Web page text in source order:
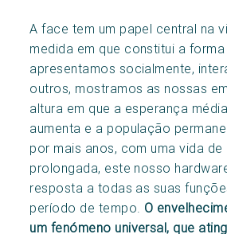
A face tem um papel central na
medida em que constitui a
apresentamos socialmente,
outros, mostramos as nossas
altura em que a esperança
aumenta e a população
por mais anos, com uma vida
prolongada, este nosso
resposta a todas as suas
período de tempo. O
um fenómeno universal, que